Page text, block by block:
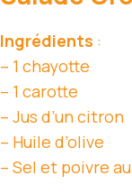
Ingrédients :
– 1 chayotte
– 1 carotte
– Jus d’un citron
– Huile d’olive
– Sel et poivre